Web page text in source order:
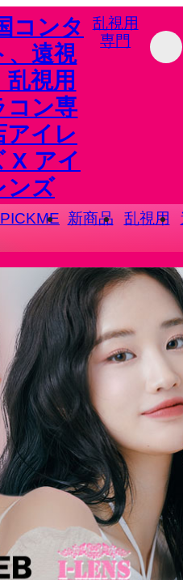
乱視用
専門
PICKME 新商品 乱視用